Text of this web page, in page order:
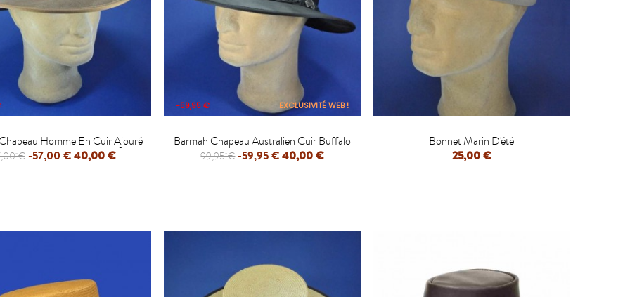
Homme En Cuir Ajouré
€ -57,00 €40,00 €
EXCLUSIVITÉ WEB !
-59,95 €

Barmah Chapeau Australien Cuir Buffalo
99,95 € -59,95 €40,00 €
Bonnet Marin D'été
25,00 €